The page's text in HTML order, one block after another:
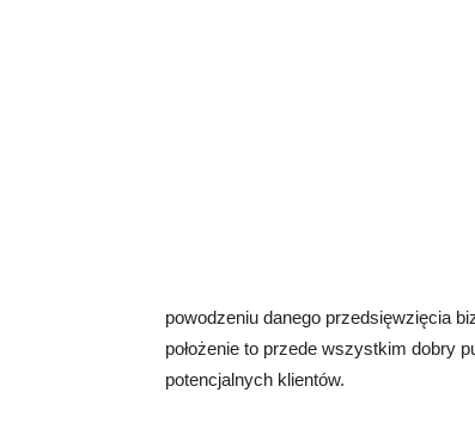
powodzeniu danego przedsięwzięcia
położenie to przede wszystkim dobry
potencjalnych klientów.